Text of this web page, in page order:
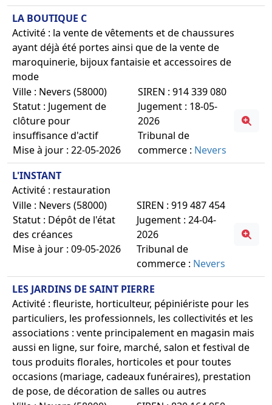
LA BOUTIQUE C
Activité : la vente de vêtements et de chaussures
ayant déjà été portes ainsi que de la vente de
maroquinerie, bijoux fantaisie et accessoires de
mode
Ville : Nevers (58000)
Statut : Jugement de
clôture pour
insuffisance d'actif
Mise à jour : 22-05-2026
SIREN : 914 339 080
Jugement : 18-05-
2026
Tribunal de
commerce : Nevers
L'INSTANT
Activité : restauration
Ville : Nevers (58000)
Statut : Dépôt de l'état
des créances
Mise à jour : 09-05-2026
SIREN : 919 487 454
Jugement : 24-04-
2026
Tribunal de
commerce : Nevers
LES JARDINS DE SAINT PIERRE
Activité : fleuriste, horticulteur, pépiniériste pour les
particuliers, les professionnels, les collectivités et les
associations : vente principalement en magasin mais
aussi en ligne, sur foire, marché, salon et festival de
tous produits florales, horticoles et pour toutes
occasions (mariage, cadeaux funéraires), prestation
de pose, de décoration de salles ou autres